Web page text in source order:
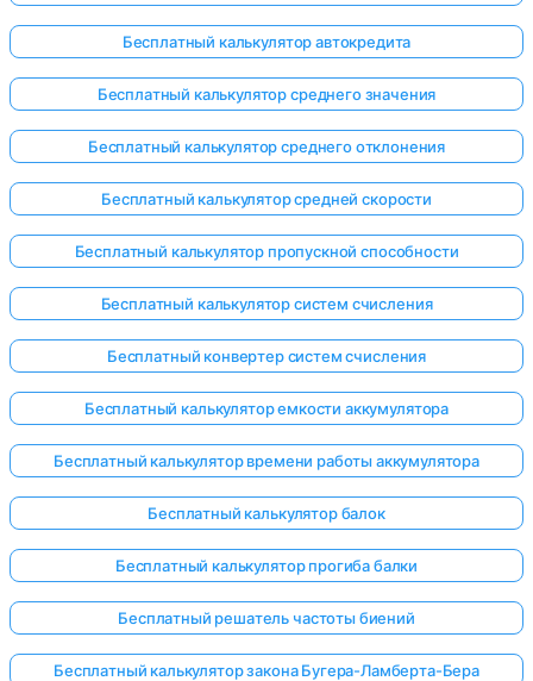
Бесплатный калькулятор автокредита
Бесплатный калькулятор среднего значения
Бесплатный калькулятор среднего отклонения
Бесплатный калькулятор средней скорости
Бесплатный калькулятор пропускной способности
Бесплатный калькулятор систем счисления
Бесплатный конвертер систем счисления
Бесплатный калькулятор емкости аккумулятора
Бесплатный калькулятор времени работы аккумулятора
Бесплатный калькулятор балок
Бесплатный калькулятор прогиба балки
Бесплатный решатель частоты биений
Бесплатный калькулятор закона Бугера-Ламберта-Бера